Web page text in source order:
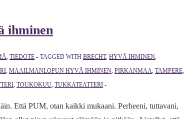
ihminen
TIEDOTE TAGGED WITH BRECHT, HYVÄ IHMINEN
MAAILMANLOPUN HYVÄ IHMINEN PIRKANMAA TAMPERE
TOUKOKUU TUKKATEATTERI
Että PUM, otan kaikki mukaani. Perheeni, tuttavani,